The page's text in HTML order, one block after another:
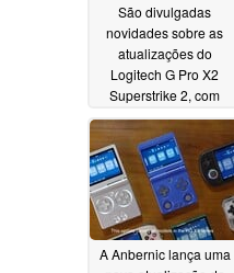
São divulgadas
novidades sobre as
atualizações do
Logitech G Pro X2
Superstrike 2, com
lançamento previsto
para daqui a apenas
alguns meses07/15/2026
A Anbernic lança uma